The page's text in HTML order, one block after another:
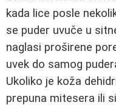
kada lice posle
se puder uvuče u
naglasi proširene
uvek do samog
Ukoliko je koža
prepuna mitesera ili